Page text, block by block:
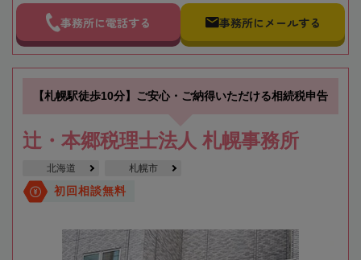
事務所に電話する 事務所にメールする
【札幌駅徒歩10分】ご安心・ご納得いただける相続税申告
辻・本郷税理士法人 札幌事務所
北海道 札幌市
初回相談無料